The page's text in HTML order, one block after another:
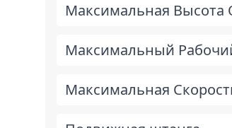
Максимальная Высота
Максимальный
Максимальная